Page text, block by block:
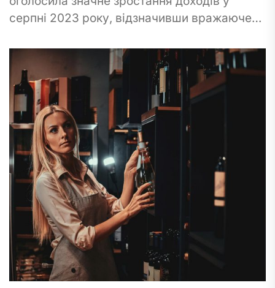
серпні 2023 року, відзначивши вражаюче
до національного бюджету. Вражаюча сума
в 10...